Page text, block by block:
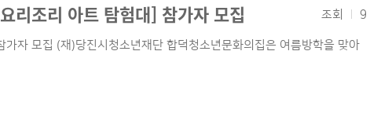
리조리 아트 탐험대] 참가자 모집
자 모집 (재)당진시청소년재단 합덕청소년문화의집은 여름방학을 맞아
조회 9